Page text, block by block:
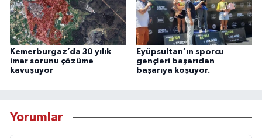
Kemerburgaz’da 30 yılık
imar sorunu çözüme
kavuşuyor
Eyüpsultan’ın sporcu
gençleri başarıdan
başarıya koşuyor.
Yorumlar